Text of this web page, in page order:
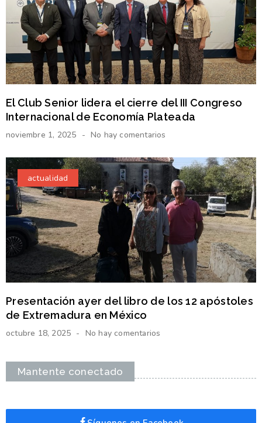
El Club Senior lidera el cierre del III Congreso
Internacional de Economía Plateada
noviembre 1, 2025 No hay comentarios
actualidad
Presentación ayer del libro de los 12 apóstoles
de Extremadura en México
octubre 18, 2025 No hay comentarios
Mantente conectado